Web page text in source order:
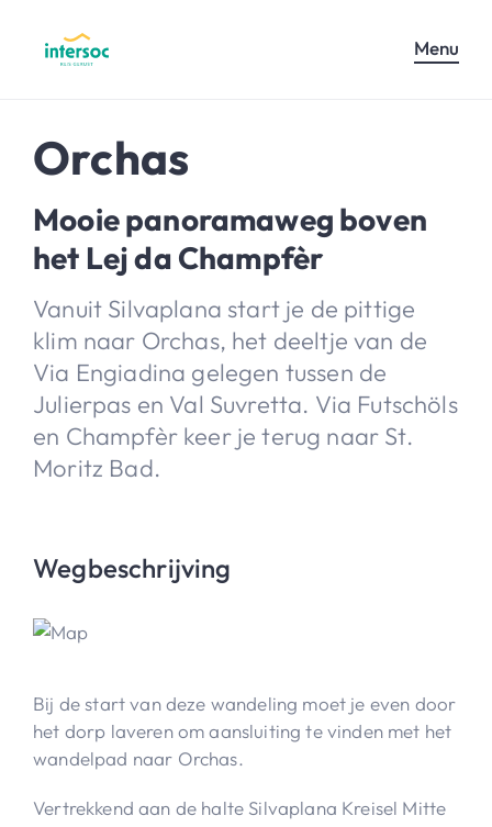
Menu
Orchas
Mooie panoramaweg boven
het Lej da Champfèr
Vanuit Silvaplana start je de pittige
klim naar Orchas, het deeltje van de
Via Engiadina gelegen tussen de
Julierpas en Val Suvretta. Via Futschöls
en Champfèr keer je terug naar St.
Moritz Bad.
Wegbeschrijving
Bij de start van deze wandeling moet je even door
het dorp laveren om aansluiting te vinden met het
wandelpad naar Orchas.
Vertrekkend aan de halte Silvaplana Kreisel Mitte